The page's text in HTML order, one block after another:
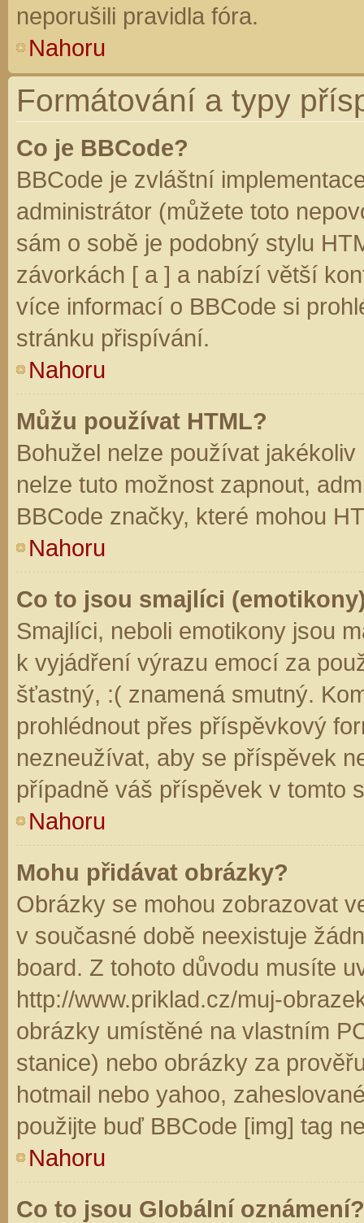
neporušili pravidla fóra.
Nahoru
Formátování a typy
Co je BBCode?
BBCode je zvláštní
administrátor (můžete toto
sám o sobě je podobný stylu
závorkách [ a ] a nabízí větší
více informací o BBCode si
stránku přispívání.
Nahoru
Můžu používat HTML?
Bohužel nelze používat
nelze tuto možnost zapnout,
BBCode značky, které mohou
Nahoru
Co to jsou smajlíci
Smajlíci, neboli emotikony jsou
k vyjádření výrazu emocí za
šťastný, :( znamená smutný.
prohlédnout přes příspěvkový
nezneužívat, aby se příspěvek
případně váš příspěvek v tomto
Nahoru
Mohu přidávat obrázky?
Obrázky se mohou zobrazovat
v současné době neexistuje
board. Z tohoto důvodu musíte
http://www.priklad.cz/muj-
obrázky umístěné na vlastním
stanice) nebo obrázky za
hotmail nebo yahoo,
použijte buď BBCode [img] tag
Nahoru
Co to jsou Globální oznámení?